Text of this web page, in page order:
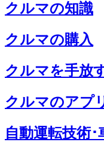
クルマの知識
クルマの購入
クルマを手放
クルマのアプ
自動運転技術